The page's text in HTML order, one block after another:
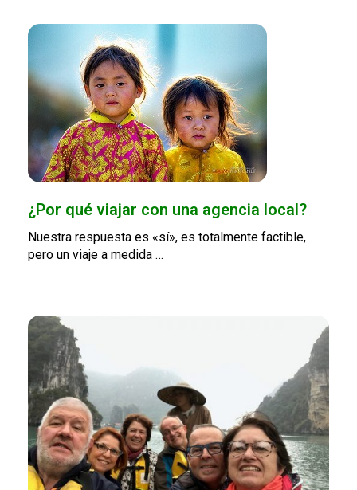
¿Por qué viajar con una agencia local?
Nuestra respuesta es «sí», es totalmente factible,
pero un viaje a medida …